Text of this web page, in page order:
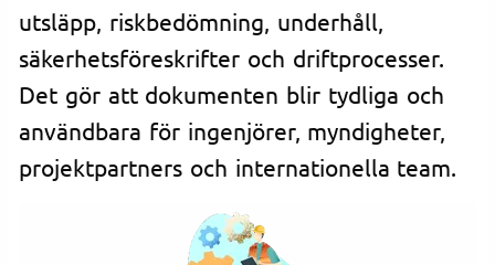
utsläpp, riskbedömning, underhåll,
säkerhetsföreskrifter och driftprocesser.
Det gör att dokumenten blir tydliga och
användbara för ingenjörer, myndigheter,
projektpartners och internationella team.